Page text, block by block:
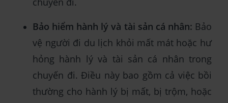
Bảo hiểm hành lý và tài sản cá nhân: Bảo
vệ người đi du lịch khỏi mất mát hoặc hư
hỏng hành lý và tài sản cá nhân trong
chuyến đi. Điều này bao gồm cả việc bồi
thường cho hành lý bị mất, bị trộm, hoặc